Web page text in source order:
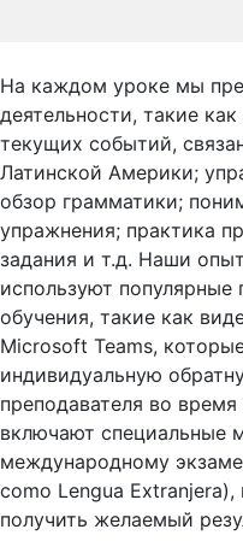
На каждом уроке мы
деятельности, такие
текущих событий,
Латинской Америки;
обзор грамматики;
упражнения; практика
задания и т.д. Наши
используют
обучения, такие как
Microsoft Teams,
индивидуальную
преподавателя во
включают специальные
международному
como Lengua
получить желаемый